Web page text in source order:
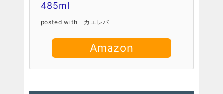
485ml
posted with カエレバ
Amazon